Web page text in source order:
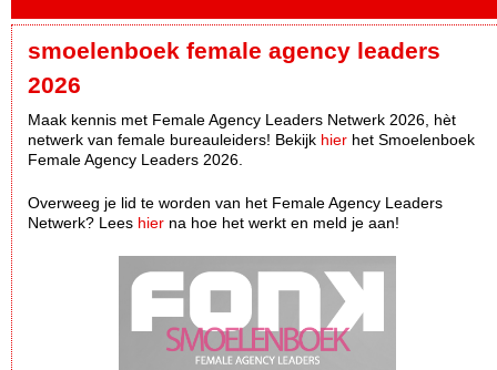
smoelenboek female agency leaders
2026
Maak kennis met Female Agency Leaders Netwerk 2026, hèt
netwerk van female bureauleiders! Bekijk hier het Smoelenboek
Female Agency Leaders 2026.
Overweeg je lid te worden van het Female Agency Leaders
Netwerk? Lees hier na hoe het werkt en meld je aan!